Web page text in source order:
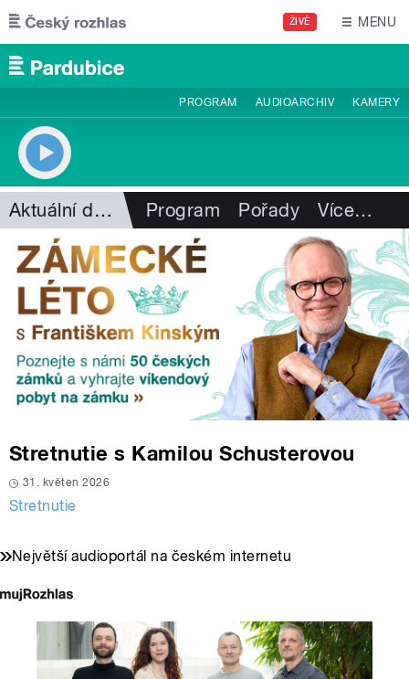
Přejít k hlavnímu obsahu
ŽIVĚ MENU
PROGRAM AUDIOARCHIV KAMERY
Aktuální dění Program Pořady Více…
Stretnutie s Kamilou Schusterovou
31. květen 2026
Stretnutie
Největší audioportál na českém internetu